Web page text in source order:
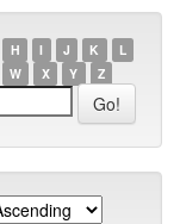
H I J K
L
W X Y Z